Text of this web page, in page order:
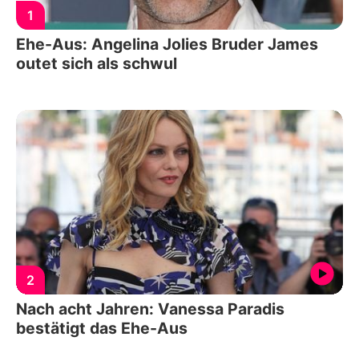
1
Ehe-Aus: Angelina Jolies Bruder James
outet sich als schwul
2
Nach acht Jahren: Vanessa Paradis
bestätigt das Ehe-Aus